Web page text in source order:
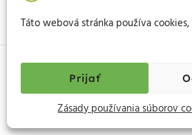
Táto webová stránka používa
Prijať
Zásady používania súborov
“k svojej objednávke ktorá